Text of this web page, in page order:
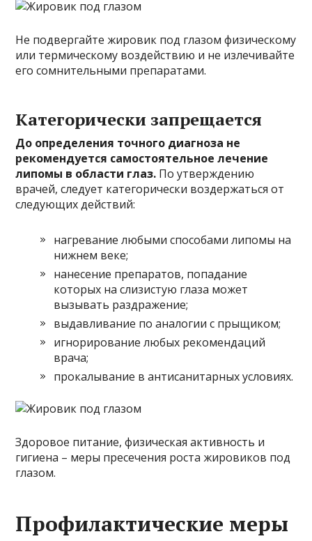
Не подвергайте жировик под глазом физическому
или термическому воздействию и не излечивайте
его сомнительными препаратами.
Категорически запрещается
До определения точного диагноза не
рекомендуется самостоятельное лечение
липомы в области глаз. По утверждению
врачей, следует категорически воздержаться от
следующих действий:
нагревание любыми способами липомы на
нижнем веке;
нанесение препаратов, попадание
которых на слизистую глаза может
вызывать раздражение;
выдавливание по аналогии с прыщиком;
игнорирование любых рекомендаций
врача;
прокалывание в антисанитарных условиях.
Здоровое питание, физическая активность и
гигиена – меры пресечения роста жировиков под
глазом.
Профилактические меры